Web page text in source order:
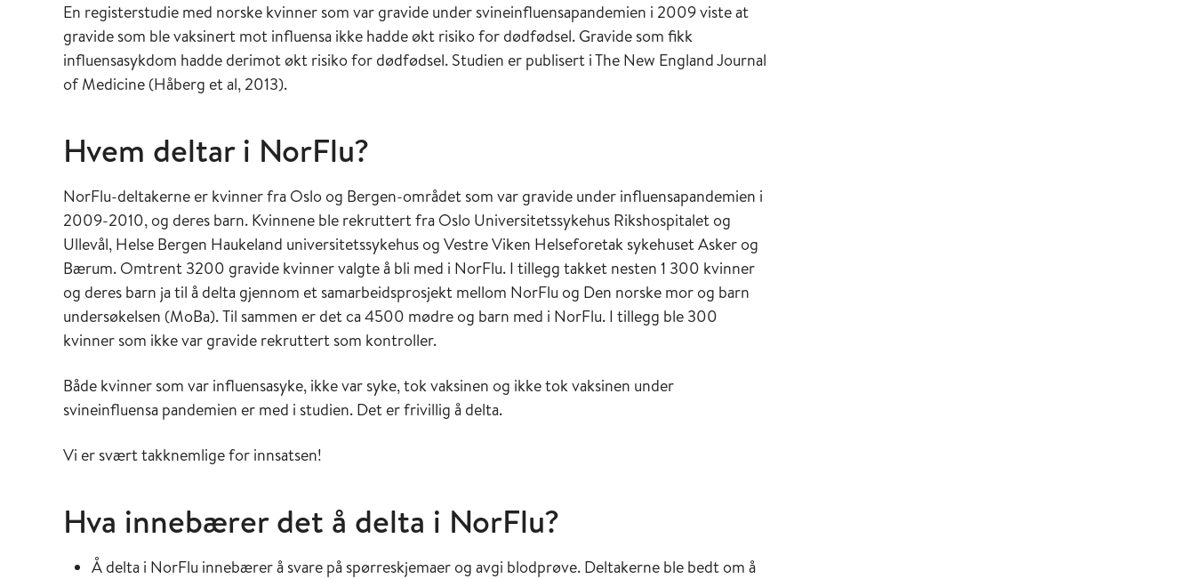
En registerstudie med norske kvinner som var gravide under svineinfluensapandemien i 2009 viste at
gravide som ble vaksinert mot influensa ikke hadde økt risiko for dødfødsel. Gravide som fikk
influensasykdom hadde derimot økt risiko for dødfødsel. Studien er publisert i The New England Journal
of Medicine (Håberg et al, 2013).
Hvem deltar i NorFlu?
NorFlu-deltakerne er kvinner fra Oslo og Bergen-området som var gravide under influensapandemien i
2009-2010, og deres barn. Kvinnene ble rekruttert fra Oslo Universitetssykehus Rikshospitalet og
Ullevål, Helse Bergen Haukeland universitetssykehus og Vestre Viken Helseforetak sykehuset Asker og
Bærum. Omtrent 3200 gravide kvinner valgte å bli med i NorFlu. I tillegg takket nesten 1 300 kvinner
og deres barn ja til å delta gjennom et samarbeidsprosjekt mellom NorFlu og Den norske mor og barn
undersøkelsen (MoBa). Til sammen er det ca 4500 mødre og barn med i NorFlu. I tillegg ble 300
kvinner som ikke var gravide rekruttert som kontroller.
Både kvinner som var influensasyke, ikke var syke, tok vaksinen og ikke tok vaksinen under
svineinfluensa pandemien er med i studien. Det er frivillig å delta.
Vi er svært takknemlige for innsatsen!
Hva innebærer det å delta i NorFlu?
Å delta i NorFlu innebærer å svare på spørreskjemaer og avgi blodprøve. Deltakerne ble bedt om å